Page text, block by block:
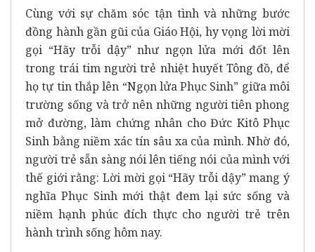
Cùng với sự chăm sóc tận tình và những bước
đồng hành gần gũi của Giáo Hội, hy vọng lời mời
gọi “Hãy trỗi dậy” như ngọn lửa mới đốt lên
trong trái tim người trẻ nhiệt huyết Tông đồ, để
họ tự tin thắp lên “Ngọn lửa Phục Sinh” giữa môi
trường sống và trở nên những người tiên phong
mở đường, làm chứng nhân cho Đức Kitô Phục
Sinh bằng niềm xác tín sâu xa của mình. Nhờ đó,
người trẻ sẵn sàng nói lên tiếng nói của mình với
thế giới rằng: Lời mời gọi “Hãy trỗi dậy” mang ý
nghĩa Phục Sinh mới thật đem lại sức sống và
niềm hạnh phúc đích thực cho người trẻ trên
hành trình sống hôm nay.